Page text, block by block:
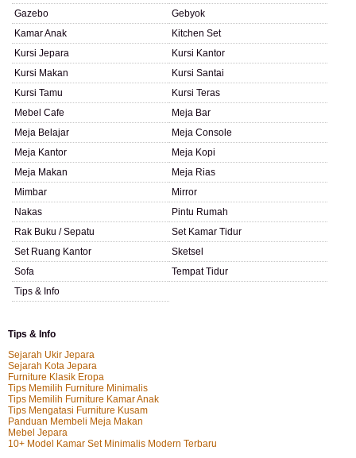
Gazebo
Gebyok
Kamar Anak
Kitchen Set
Kursi Jepara
Kursi Kantor
Kursi Makan
Kursi Santai
Kursi Tamu
Kursi Teras
Mebel Cafe
Meja Bar
Meja Belajar
Meja Console
Meja Kantor
Meja Kopi
Meja Makan
Meja Rias
Mimbar
Mirror
Nakas
Pintu Rumah
Rak Buku / Sepatu
Set Kamar Tidur
Set Ruang Kantor
Sketsel
Sofa
Tempat Tidur
Tips & Info
Tips & Info
Sejarah Ukir Jepara
Sejarah Kota Jepara
Furniture Klasik Eropa
Tips Memilih Furniture Minimalis
Tips Memilih Furniture Kamar Anak
Tips Mengatasi Furniture Kusam
Panduan Membeli Meja Makan
Mebel Jepara
10+ Model Kamar Set Minimalis Modern Terbaru